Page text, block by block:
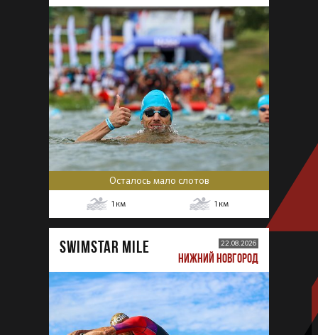
Осталось мало слотов
1 км 1 км
SWIMSTAR MILE 22.08.2026
НИЖНИЙ НОВГОРОД